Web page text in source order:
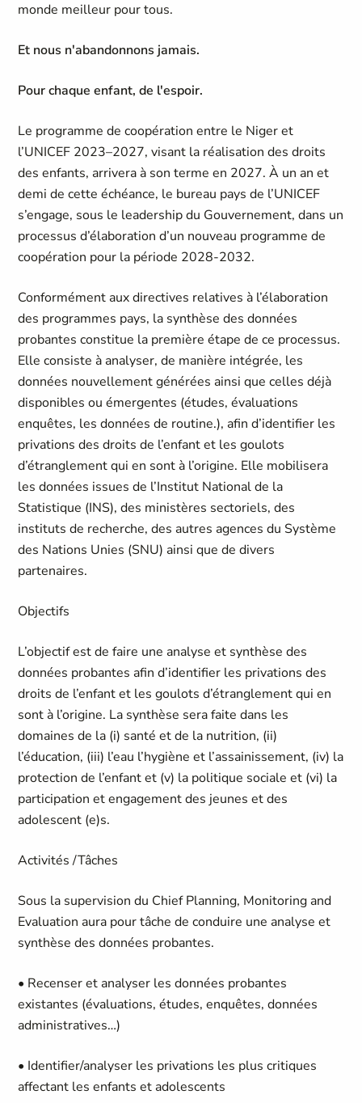
monde meilleur pour tous.
Et nous n'abandonnons jamais.
Pour chaque enfant, de l'espoir.
Le programme de coopération entre le Niger et
l’UNICEF 2023–2027, visant la réalisation des droits
des enfants, arrivera à son terme en 2027. À un an et
demi de cette échéance, le bureau pays de l’UNICEF
s’engage, sous le leadership du Gouvernement, dans un
processus d’élaboration d’un nouveau programme de
coopération pour la période 2028-2032.
Conformément aux directives relatives à l’élaboration
des programmes pays, la synthèse des données
probantes constitue la première étape de ce processus.
Elle consiste à analyser, de manière intégrée, les
données nouvellement générées ainsi que celles déjà
disponibles ou émergentes (études, évaluations
enquêtes, les données de routine.), afin d’identifier les
privations des droits de l’enfant et les goulots
d’étranglement qui en sont à l’origine. Elle mobilisera
les données issues de l’Institut National de la
Statistique (INS), des ministères sectoriels, des
instituts de recherche, des autres agences du Système
des Nations Unies (SNU) ainsi que de divers
partenaires.
Objectifs
L’objectif est de faire une analyse et synthèse des
données probantes afin d’identifier les privations des
droits de l’enfant et les goulots d’étranglement qui en
sont à l’origine. La synthèse sera faite dans les
domaines de la (i) santé et de la nutrition, (ii)
l’éducation, (iii) l’eau l’hygiène et l’assainissement, (iv) la
protection de l’enfant et (v) la politique sociale et (vi) la
participation et engagement des jeunes et des
adolescent (e)s.
Activités /Tâches
Sous la supervision du Chief Planning, Monitoring and
Evaluation aura pour tâche de conduire une analyse et
synthèse des données probantes.
• Recenser et analyser les données probantes
existantes (évaluations, études, enquêtes, données
administratives…)
• Identifier/analyser les privations les plus critiques
affectant les enfants et adolescents